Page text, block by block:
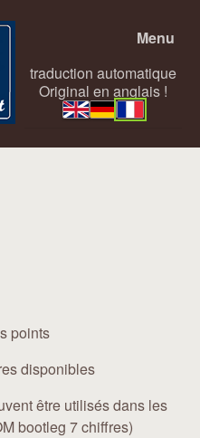
Menu
traduction automatique
Original en anglais !
points
disponibles
être utilisés dans les
bootleg 7 chiffres)